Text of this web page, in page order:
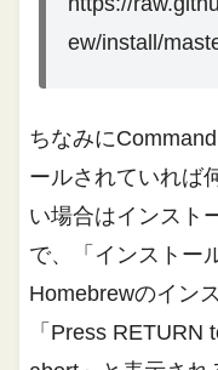
ew/install/
ちなみに
ールされていれば
い場合はインスト
で、「インストー
Homebrewのイン
「Press